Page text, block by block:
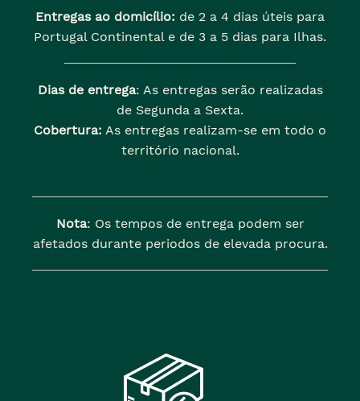
Entregas ao domicílio: de 2 a 4 dias úteis para
Portugal Continental e de 3 a 5 dias para Ilhas.
Dias de entrega: As entregas serão realizadas
de Segunda a Sexta.
Cobertura: As entregas realizam-se em todo o
território nacional.
Nota: Os tempos de entrega podem ser
afetados durante periodos de elevada procura.